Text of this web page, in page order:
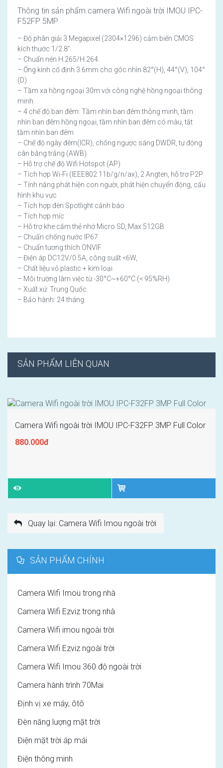
Thông tin sản phẩm camera Wifi ngoài trời IMOU IPC-
F52FP 5MP
– Độ phân giải 3 Megapixel (2304×1296) cảm biến CMOS
kích thước 1/2.8”.
– Chuẩn nén H.265/H.264.
– Ống kính cố định 3.6mm cho góc nhìn 82°(H), 44°(V), 104°
(D)
– Tầm xa hồng ngoại 30m với công nghệ hồng ngoại thông
minh.
– 4 chế độ ban đêm: Tầm nhìn ban đêm thông minh, tầm
nhìn ban đêm hồng ngoại, tầm nhìn ban đêm có màu, tắt
tầm nhìn ban đêm
– Chế độ ngày đêm(ICR), chống ngược sáng DWDR, tự động
cân bằng trắng (AWB)
– Hỗ trợ chế độ Wifi Hotspot (AP)
– Tích hợp Wi-Fi (IEEE802.11b/g/n/ax), 2 Angten, hỗ trợ P2P
– Tính năng phát hiện con người, phát hiện chuyển động, cấu
hình khu vực
– Tích hợp đèn Spotlight cảnh báo
– Tích hợp míc
– Hỗ trợ khe cắm thẻ nhớ Micro SD, Max 512GB
– Chuẩn chống nước IP67
– Chuẩn tương thích ONVIF
– Điện áp DC12V/0.5A, công suất <6W,
– Chất liệu vỏ plastic + kim loại.
– Môi trường làm việc từ -30°C~+60°C (< 95%RH)
– Xuất xứ: Trung Quốc.
– Bảo hành: 24 tháng.
SẢN PHẨM LIÊN QUAN
Camera Wifi ngoài trời IMOU IPC-F32FP 3MP Full Color
880.000đ
Quay lại: Camera Wifi Imou ngoài trời
SẢN PHẨM CHÍNH
Camera Wifi Imou trong nhà
Camera Wifi Ezviz trong nhà
Camera Wifi imou ngoài trời
Camera Wifi Ezviz ngoài trời
Camera Wifi Imou 360 độ ngoài trời
Camera hành trình 70Mai
Định vị xe máy, ôtô
Đèn năng lượng mặt trời
Điện mặt trời áp mái
Điện thông minh